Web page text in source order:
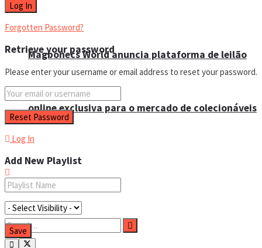
Magbonecs World anuncia plataforma de leilão
online exclusiva para o mercado de colecionáveis
Forgotten Password?
Retrieve your password
Please enter your username or email address to reset your password.
Log In
Add New Playlist